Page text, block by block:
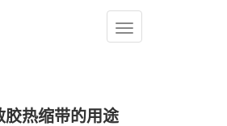
胶热缩带的用途